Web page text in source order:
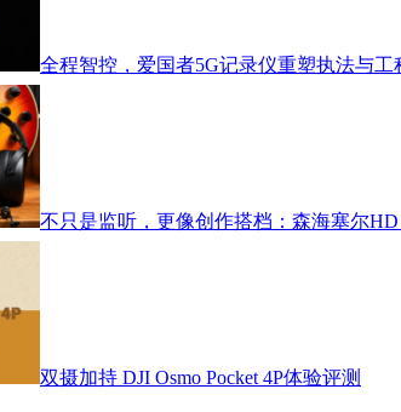
全程智控，爱国者5G记录仪重塑执法与工
不只是监听，更像创作搭档：森海塞尔
双摄加持 DJI Osmo Pocket 4P体验评测